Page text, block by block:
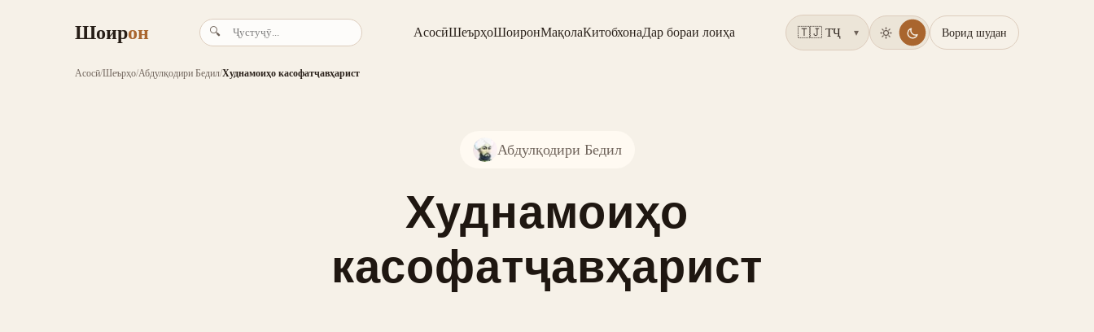
Шоирон 🔍 АсосӣШеърҳоШоиронМақолаКитобхонаДар бораи лоиҳа ▾ Ворид шудан
Асосӣ/Шеърҳо/Абдулқодири Бедил/Худнамоиҳо касофатҷавҳарист
Абдулқодири Бедил
Худнамоиҳо
касофатҷавҳарист